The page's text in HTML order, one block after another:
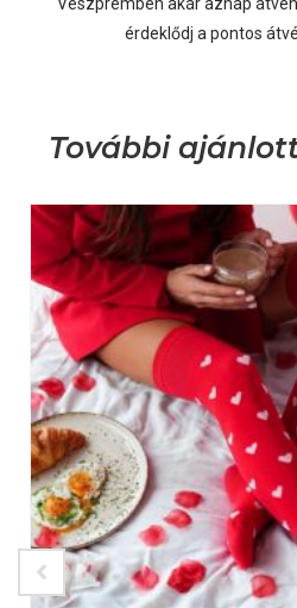
érdeklődj a pontos
További